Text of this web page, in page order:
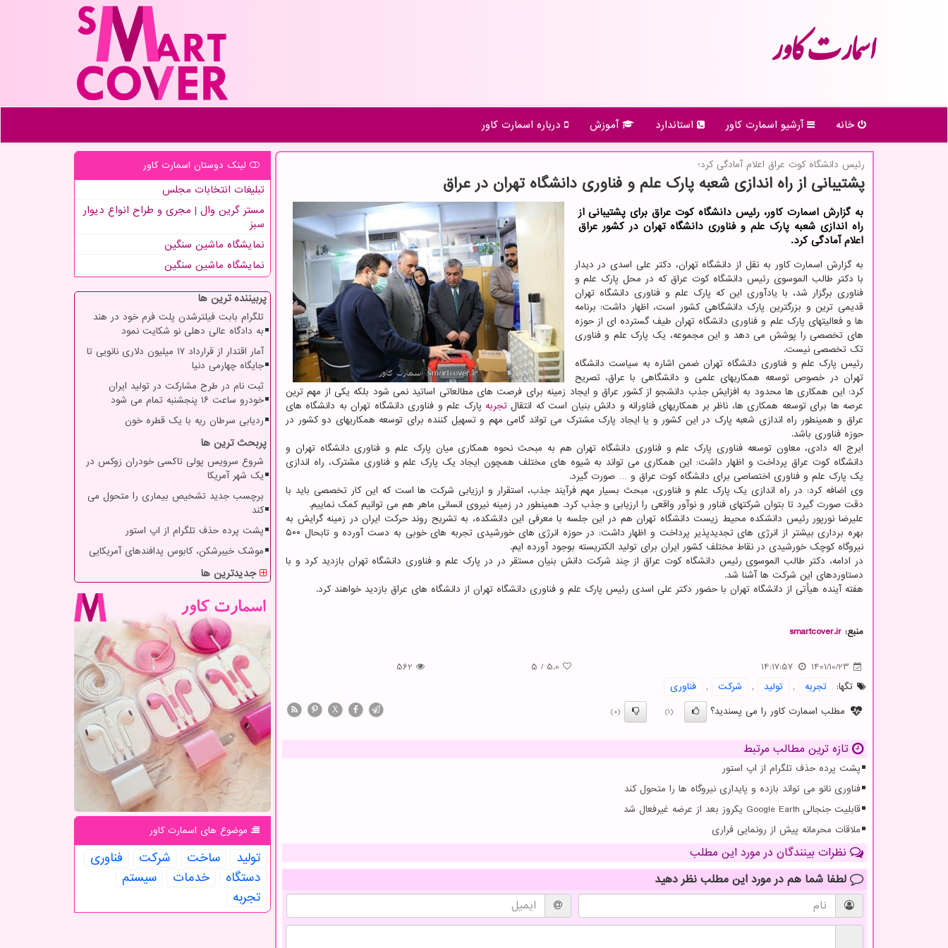
اسمارت كاور
خانه آرشیو اسمارت كاور استاندارد آموزش درباره اسمارت كاور
رئیس دانشگاه كوت عراق اعلام آمادگی كرد؛
پشتیبانی از راه اندازی شعبه پارک علم و فناوری دانشگاه تهران در عراق
به گزارش اسمارت کاور، رئیس دانشگاه کوت عراق برای پشتیبانی از
راه اندازی شعبه پارک علم و فناوری دانشگاه تهران در کشور عراق
اعلام آمادگی کرد.
به گزارش اسمارت کاور به نقل از دانشگاه تهران، دکتر علی اسدی در دیدار
با دکتر طالب الموسوی رئیس دانشگاه کوت عراق که در محل پارک علم و
فناوری برگزار شد، با یادآوری این که پارک علم و فناوری دانشگاه تهران
قدیمی ترین و بزرگترین پارک دانشگاهی کشور است، اظهار داشت: برنامه
ها و فعالیتهای پارک علم و فناوری دانشگاه تهران طیف گسترده ای از حوزه
های تخصصی را پوشش می دهد و این مجموعه، یک پارک علم و فناوری
تک تخصصی نیست.
رئیس پارک علم و فناوری دانشگاه تهران ضمن اشاره به سیاست دانشگاه
تهران در خصوص توسعه همکاریهای علمی و دانشگاهی با عراق، تصریح
کرد: این همکاری ها محدود به افزایش جذب دانشجو از کشور عراق و ایجاد زمینه برای فرصت های مطالعاتی اساتید نمی شود بلکه یکی از مهم ترین
عرصه ها برای توسعه همکاری ها، ناظر بر همکاریهای فناورانه و دانش بنیان است که انتقالتجربه پارک علم و فناوری دانشگاه تهران به دانشگاه های
عراق و همینطور راه اندازی شعبه پارک در این کشور و یا ایجاد پارک مشترک می تواند گامی مهم و تسهیل کننده برای توسعه همکاریهای دو کشور در
حوزه فناوری باشد.
ایرج اله دادی، معاون توسعه فناوری پارک علم و فناوری دانشگاه تهران هم به مبحث نحوه همکاری میان پارک علم و فناوری دانشگاه تهران و
دانشگاه کوت عراق پرداخت و اظهار داشت: این همکاری می تواند به شیوه های مختلف همچون ایجاد یک پارک علم و فناوری مشترک، راه اندازی
یک پارک علم و فناوری اختصاصی برای دانشگاه کوت عراق و … صورت گیرد.
وی اضافه کرد: در راه اندازی یک پارک علم و فناوری، مبحث بسیار مهم فرآیند جذب، استقرار و ارزیابی شرکت ها است که این کار تخصصی باید با
دقت صورت گیرد تا بتوان شرکتهای فناور و نوآور واقعی را ارزیابی و جذب کرد. همینطور در زمینه نیروی انسانی ماهر هم می توانیم کمک نماییم.
علیرضا نورپور رئیس دانشکده محیط زیست دانشگاه تهران هم در این جلسه با معرفی این دانشکده، به تشریح روند حرکت ایران در زمینه گرایش به
بهره برداری بیشتر از انرژی های تجدیدپذیر پرداخت و اظهار داشت: در حوزه انرژی های خورشیدی تجربه های خوبی به دست آورده و تابحال ۵۰۰
نیروگاه کوچک خورشیدی در نقاط مختلف کشور ایران برای تولید الکتریسته بوجود آورده ایم.
در ادامه، دکتر طالب الموسوی رئیس دانشگاه کوت عراق از چند شرکت دانش بنیان مستقر در در پارک علم و فناوری دانشگاه تهران بازدید کرد و با
دستاوردهای این شرکت ها آشنا شد.
هفته آینده هیأتی از دانشگاه تهران با حضور دکتر علی اسدی رئیس پارک علم و فناوری دانشگاه تهران از دانشگاه های عراق بازدید خواهند کرد.
منبع: smartcover.ir
1401/10/23
14:17:57
5.0
/
5
562
تگها:
تجربه , تولید , شركت ,
فناوری
مطلب اسمارت کاور را می پسندید؟
(1)
(0)
X
تازه ترین مطالب مرتبط
پشت پرده حذف تلگرام از اپ استور
فناوری نانو می تواند بازده و پایداری نیروگاه ها را متحول کند
قابلیت جنجالی Google Earth یکروز بعد از عرضه غیرفعال شد
ملاقات محرمانه پیش از رونمایی فراری
نظرات بینندگان در مورد این مطلب
لطفا شما هم در مورد این مطلب نظر دهید
لینک دوستان اسمارت كاور
تبلیغات انتخابات مجلس
مستر گرین وال | مجری و طراح انواع دیوار
سبز
نمایشگاه ماشین سنگین
نمایشگاه ماشین سنگین
پربیننده ترین ها
تلگرام بابت فیلترشدن پلت فرم خود در هند
به دادگاه عالی دهلی نو شکایت نمود
آمار اقتدار از قرارداد ۱۷ میلیون دلاری نانویی تا
جایگاه چهارمی دنیا
ثبت نام در طرح مشارکت در تولید ایران
خودرو ساعت ۱۶ پنجشنبه تمام می شود
ردیابی سرطان ریه با یک قطره خون
پربحث ترین ها
شروع سرویس پولی تاکسی خودران زوکس در
یک شهر آمریکا
برچسب جدید تشخیص بیماری را متحول می
کند
پشت پرده حذف تلگرام از اپ استور
موشک خیبرشکن، کابوس پدافندهای آمریکایی
جدیدترین ها
موضوع های اسمارت كاور
تولید ساخت شركت
فناوری
دستگاه
خدمات
سیستم
تجربه